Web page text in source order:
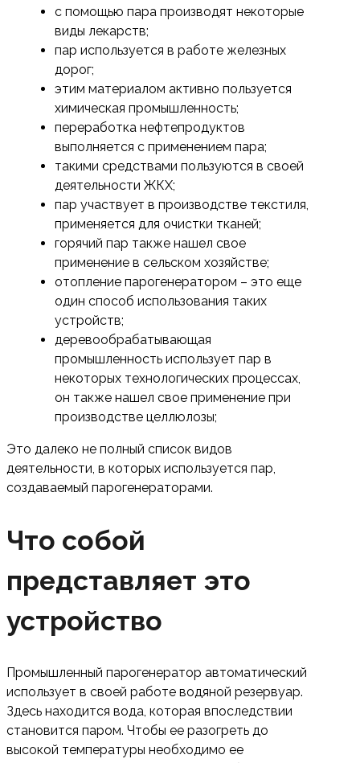
с помощью пара производят некоторые
виды лекарств;
пар используется в работе железных
дорог;
этим материалом активно пользуется
химическая промышленность;
переработка нефтепродуктов
выполняется с применением пара;
такими средствами пользуются в своей
деятельности ЖКХ;
пар участвует в производстве текстиля,
применяется для очистки тканей;
горячий пар также нашел свое
применение в сельском хозяйстве;
отопление парогенератором – это еще
один способ использования таких
устройств;
деревообрабатывающая
промышленность использует пар в
некоторых технологических процессах,
он также нашел свое применение при
производстве целлюлозы;
Это далеко не полный список видов
деятельности, в которых используется пар,
создаваемый парогенераторами.
Что собой
представляет это
устройство
Промышленный парогенератор автоматический
использует в своей работе водяной резервуар.
Здесь находится вода, которая впоследствии
становится паром. Чтобы ее разогреть до
высокой температуры необходимо ее